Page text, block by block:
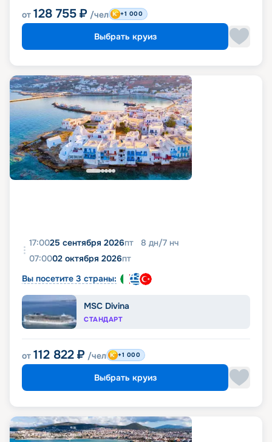
от 128 755 ₽ /чел +1 000
Выбрать круиз
17:0025 сентября 2026пт 8 дн/7 нч
07:0002 октября 2026пт
Вы посетите 3 страны:
MSC Divina
СТАНДАРТ
от 112 822 ₽ /чел +1 000
Выбрать круиз